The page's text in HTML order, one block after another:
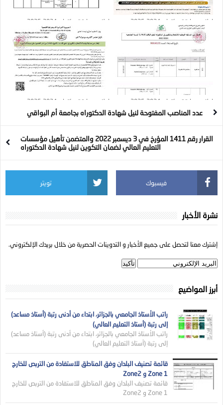
جامعة مغنية
جامعة بجاية
جامعة سطيف 2
جامعة آفلو
عدد المناصب المفتوحة لنيل شهادة الدكتوراه بجامعة أم البواقي
القرار رقم 1411 المؤرخ في 3 ديسمبر 2022 والمتضمن تأهيل مؤسسات
التعليم العالي لضمان التكوين لنيل شهادة الدكتوراه
فيسبوك تويتر
نشرة الأخبار
إشترك معنا لتحصل على جميع الأخبار و التدوينات الحصرية من خلال بريدك الإلكتروني.
أبرز المواضيع
راتب الأستاذ الجامعي بالجزائر، ابتداء من أدنى رتبة (أستاذ مساعد)
إلى رتبة (أستاذ التعليم العالي)
راتب الأستاذ الجامعي بالجزائر، ابتداء من أدنى رتبة (أستاذ مساعد)
إلى رتبة (أستاذ التعليم العالي)
قائمة تصنيف البلدان وفق المناطق للاستفادة من التربص للخارج
Zone 1 و Zone2
قائمة تصنيف البلدان وفق المناطق للاستفادة من التربص للخارج
Zone 1 و Zone2